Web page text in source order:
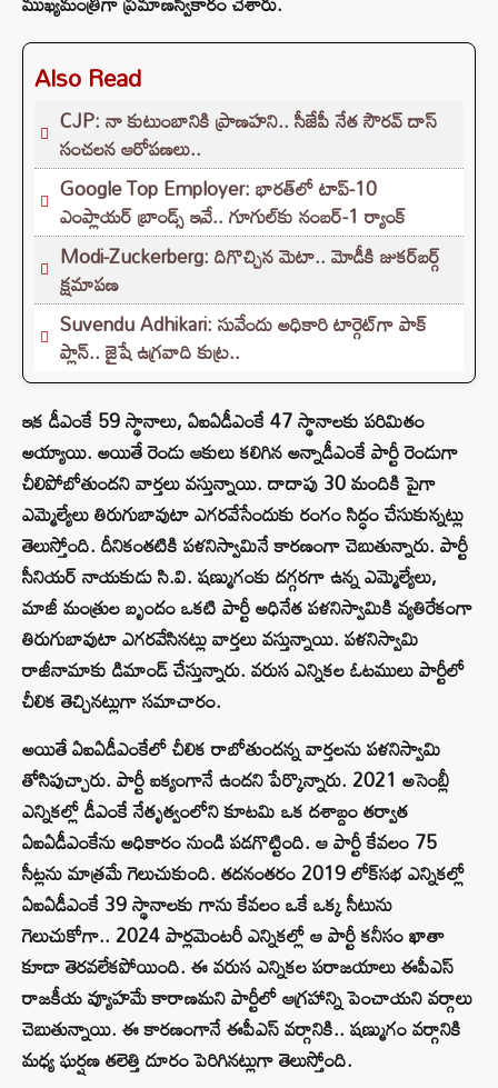
Also Read
CJP: నా కుటుంబానికి ప్రాణహని.. సీజేపీ నేత సౌరవ్ దాస్
సంచలన ఆరోపణలు..
Google Top Employer: భారత్‌లో టాప్-10
ఎంప్లాయర్ బ్రాండ్స్ ఇవే.. గూగుల్‌కు నంబర్-1 ర్యాంక్
Modi-Zuckerberg: దిగొచ్చిన మెటా.. మోడీకి జుకర్‌బర్గ్
క్షమాపణ
Suvendu Adhikari: సువేందు అధికారి టార్గెట్‌గా పాక్
ప్లాన్.. జైషే ఉగ్రవాది కుట్ర..
ఇక డీఎంకే 59 స్థానాలు, ఏఐఏడీఎంకే 47 స్థానాలకు పరిమితం
అయ్యాయి. అయితే రెండు ఆకులు కలిగిన అన్నాడీఎంకే పార్టీ రెండుగా
చీలిపోబోతుందని వార్తలు వస్తున్నాయి. దాదాపు 30 మందికి పైగా
ఎమ్మెల్యేలు తిరుగుబావుటా ఎగరవేసేందుకు రంగం సిద్ధం చేసుకున్నట్లు
తెలుస్తోంది. దీనికంతటికి పళనిస్వామినే కారణంగా చెబుతున్నారు. పార్టీ
సీనియర్ నాయకుడు సి.వి. షణ్ముగంకు దగ్గరగా ఉన్న ఎమ్మెల్యేలు,
మాజీ మంత్రుల బృందం ఒకటి పార్టీ అధినేత పళనిస్వామికి వ్యతిరేకంగా
తిరుగుబావుటా ఎగరవేసినట్లు వార్తలు వస్తున్నాయి. పళనిస్వామి
రాజీనామాకు డిమాండ్ చేస్తున్నారు. వరుస ఎన్నికల ఓటములు పార్టీలో
చీలిక తెచ్చినట్లుగా సమాచారం.
అయితే ఏఐఏడీఎంకేలో చీలిక రాబోతుందన్న వార్తలను పళనిస్వామి
తోసిపుచ్చారు. పార్టీ ఐక్యంగానే ఉందని పేర్కొన్నారు. 2021 అసెంబ్లీ
ఎన్నికల్లో డీఎంకే నేతృత్వంలోని కూటమి ఒక దశాబ్దం తర్వాత
ఏఐఏడీఎంకేను అధికారం నుండి పడగొట్టింది. ఆ పార్టీ కేవలం 75
సీట్లను మాత్రమే గెలుచుకుంది. తదనంతరం 2019 లోక్‌సభ ఎన్నికల్లో
ఏఐఏడీఎంకే 39 స్థానాలకు గాను కేవలం ఒకే ఒక్క సీటును
గెలుచుకోగా.. 2024 పార్లమెంటరీ ఎన్నికల్లో ఆ పార్టీ కనీసం ఖాతా
కూడా తెరవలేకపోయింది. ఈ వరుస ఎన్నికల పరాజయాలు ఈపీఎస్
రాజకీయ వ్యూహమే కారాణమని పార్టీలో ఆగ్రహాన్ని పెంచాయని వర్గాలు
చెబుతున్నాయి. ఈ కారణంగానే ఈపీఎస్ వర్గానికి.. షణ్ముగం వర్గానికి
మధ్య ఘర్షణ తలెత్తి దూరం పెరిగినట్లుగా తెలుస్తోంది.